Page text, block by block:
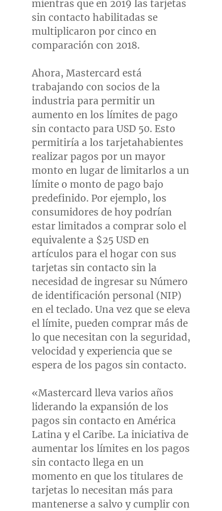
mientras que en 2019 las tarjetas
sin contacto habilitadas se
multiplicaron por cinco en
comparación con 2018.
Ahora, Mastercard está
trabajando con socios de la
industria para permitir un
aumento en los límites de pago
sin contacto para USD 50. Esto
permitiría a los tarjetahabientes
realizar pagos por un mayor
monto en lugar de limitarlos a un
límite o monto de pago bajo
predefinido. Por ejemplo, los
consumidores de hoy podrían
estar limitados a comprar solo el
equivalente a $25 USDen
artículos para el hogar con sus
tarjetas sin contacto sin la
necesidad de ingresar su Número
de identificación personal (NIP)
en el teclado. Una vez que se eleva
el límite, pueden comprar más de
lo que necesitan con la seguridad,
velocidad y experiencia que se
espera de los pagos sin contacto.
«Mastercard lleva varios años
liderando la expansión de los
pagos sin contacto en América
Latina y el Caribe. La iniciativa de
aumentar los límites en los pagos
sin contacto llega en un
momento en que los titulares de
tarjetas lo necesitan más para
mantenerse a salvo y cumplir con